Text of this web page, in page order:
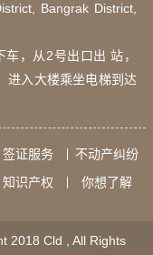
Bangrak District,
车，从2号出口出 站，
进入大楼乘坐电梯到达
签证服务
不动产纠纷
知识产权 你想了解
2018 Cld , All Rights